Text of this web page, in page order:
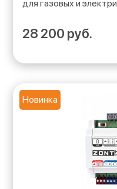
для газовых и
28 200 руб.
Новинка